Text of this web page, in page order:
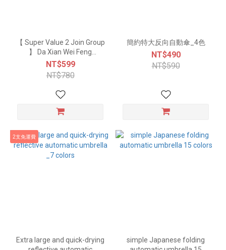
【 Super Value 2 Join Group
】 Da Xian Wei Feng
Automatic Umbrella
NT$599
NT$780
簡約特大反向自動傘_4色
NT$490
NT$590
2支免運費
Extra large and quick-drying
simple Japanese folding